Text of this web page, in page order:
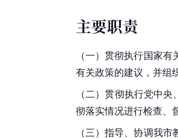
主要职责
（一）贯彻执行国家
有关政策的建议，并组
（二）贯彻执行党中
彻落实情况进行检查、
（三）指导、协调我